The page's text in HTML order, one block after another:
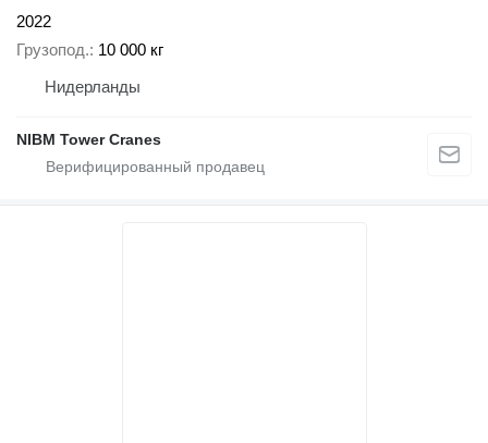
2022
Грузопод. 10 000 кг
Нидерланды
NIBM Tower Cranes